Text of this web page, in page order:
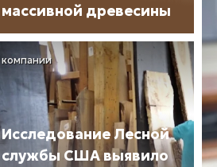
массивной древесины
компании
Исследование Лесной
службы США выявило